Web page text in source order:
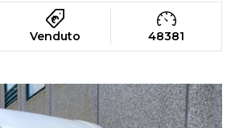
Venduto 48381